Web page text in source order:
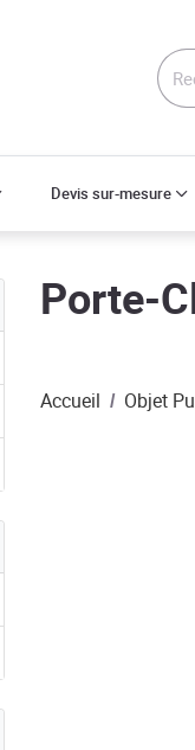
Devis sur-mesure
Porte-
Accueil Objet